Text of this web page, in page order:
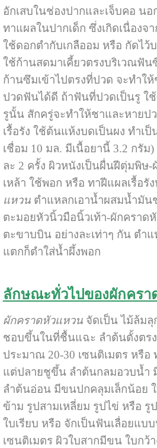
อักเสบในช่องปากและเจ็บคอ น
ทาแผลในปากเด็ก ซึ่งเกิดเนื่อง
ใช้ดอกตำกับเกลืออม หรือ กัดไ
ใช้ก้านสดมาเคี้ยวตรงบริเวณฟัน
ก้านซึมเข้าไปตรงที่ปวด จะทำใ
ปวดฟันได้ดี ถ้าฟันที่ปวดเป็นรู ใช้
รูนั้น สักครู่จะทำให้ชาและหายป
เรื้อรัง ใช้ต้นแห้งบดเป็นผง ทำเ
เชื่อม 10 มล. มีเนื้อยานี้ 3.2 กรัม
ละ 2 ครั้ง ผิวหนังเป็นผื่นฝีตุ่มพิษ
เหล้า ใช้พอก หรือ ทาฝีแผลเรื้อรั
แหวน ตำแหลกเอาน้ำผสมน้ำมัน
ตะมอยหัวนิ้วมือนิ้วเท้า-ผักครา
ตะขาบบิน อย่างละเท่าๆ กัน ตำ
แตกก็ตำใส่น้ำผึ้งพอก
ลักษณะทั่วไปของผักครา
ผักคราดหัวแหวน จัดเป็น ไม้ล้มลุ
ชอบขึ้นในที่ชื้นแฉะ ลำต้นตั้งตร
ประมาณ 20-30 เซนติเมตร หรือ
แต่ปลายชูขึ้น ลำต้นกลมอวบน้ำ
ลำต้นอ่อน มีขนปกคลุมเล็กน้อย ใ
ข้าม รูปสามเหลี่ยม รูปไข่ หรือ
ใบเรียบ หรือ จักเป็นฟันเลื่อยแบ
เซนติเมตร ผิวใบสากมีขน ใบกว้